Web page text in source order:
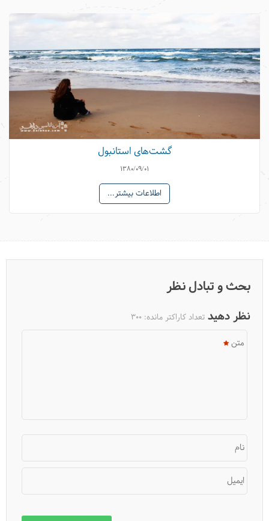
تفریحات زمستانی در استانبول
گشت‌های استانبول
1380/09/01
اطلاعات بیشتر...
بحث و تبادل نظر
نظر دهید تعداد کاراکتر مانده: 300
متن
نام
ایمیل